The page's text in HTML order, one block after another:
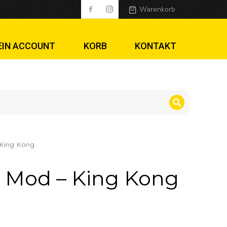
Warenkorb
ACCOUNT KORB KONTAKT
Kong
– King Kong